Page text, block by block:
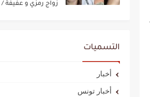
التسميات
أخبار
أخبار تونس